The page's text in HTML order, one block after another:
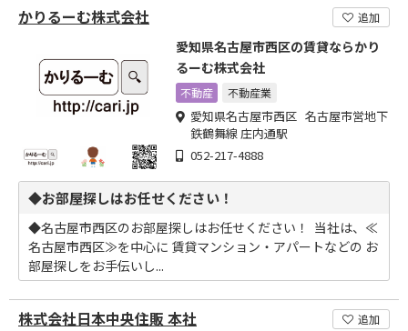
かりるーむ株式会社 追加
愛知県名古屋市西区の賃貸ならかり
るーむ株式会社
不動産 不動産業
愛知県名古屋市西区 名古屋市営地下
鉄鶴舞線 庄内通駅
052-217-4888
◆お部屋探しはお任せください！
◆名古屋市西区のお部屋探しはお任せください！ ​ 当社は、≪
名古屋市西区≫を中心に 賃貸マンション・アパートなどの お
部屋探しをお手伝いし...
株式会社日本中央住販 本社 追加